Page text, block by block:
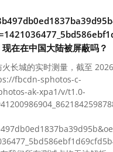
在在中国大陆被屏蔽吗？
长城的实时测量，截至
fbcdn-sphotos-c-
ak-xpa1/v/t1.0-